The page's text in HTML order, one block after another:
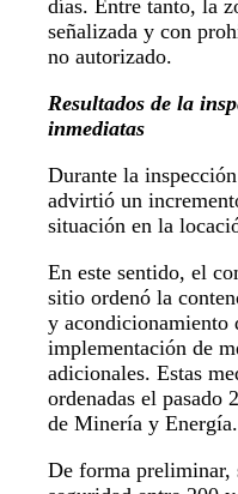
días. Entre tanto, la
señalizada y con
no autorizado.
Resultados de la
inmediatas
Durante la
advirtió un
situación en la
En este sentido, el
sitio ordenó la
y acondicionamiento
implementación de
adicionales. Estas
ordenadas el pasado
de Minería y Energía.
De forma preliminar,